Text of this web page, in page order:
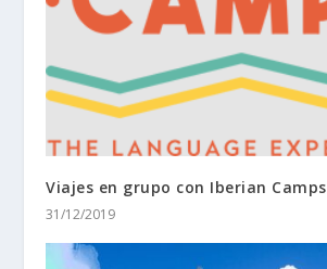
Viajes en grupo con Iberian Camps
31/12/2019